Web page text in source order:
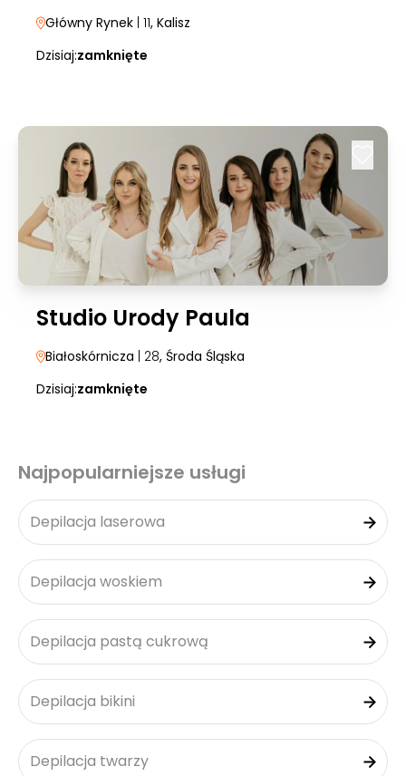
Główny Rynek | 11, Kalisz
Dzisiaj:zamknięte
Studio Urody Paula
Białoskórnicza | 28, Środa Śląska
Dzisiaj:zamknięte
Najpopularniejsze usługi
Depilacja laserowa
Depilacja woskiem
Depilacja pastą cukrową
Depilacja bikini
Depilacja twarzy